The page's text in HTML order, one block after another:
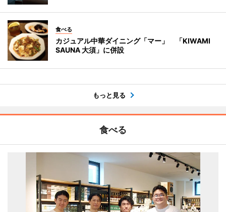
食べる
カジュアル中華ダイニング「マー」 「KIWAMI
SAUNA 大須」に併設
もっと見る
食べる